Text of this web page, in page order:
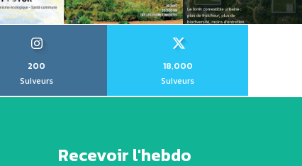
200
Suiveurs
18,000
Suiveurs
Recevoir l'hebdo